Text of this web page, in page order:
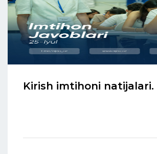
Kirish imtihoni natijalari.